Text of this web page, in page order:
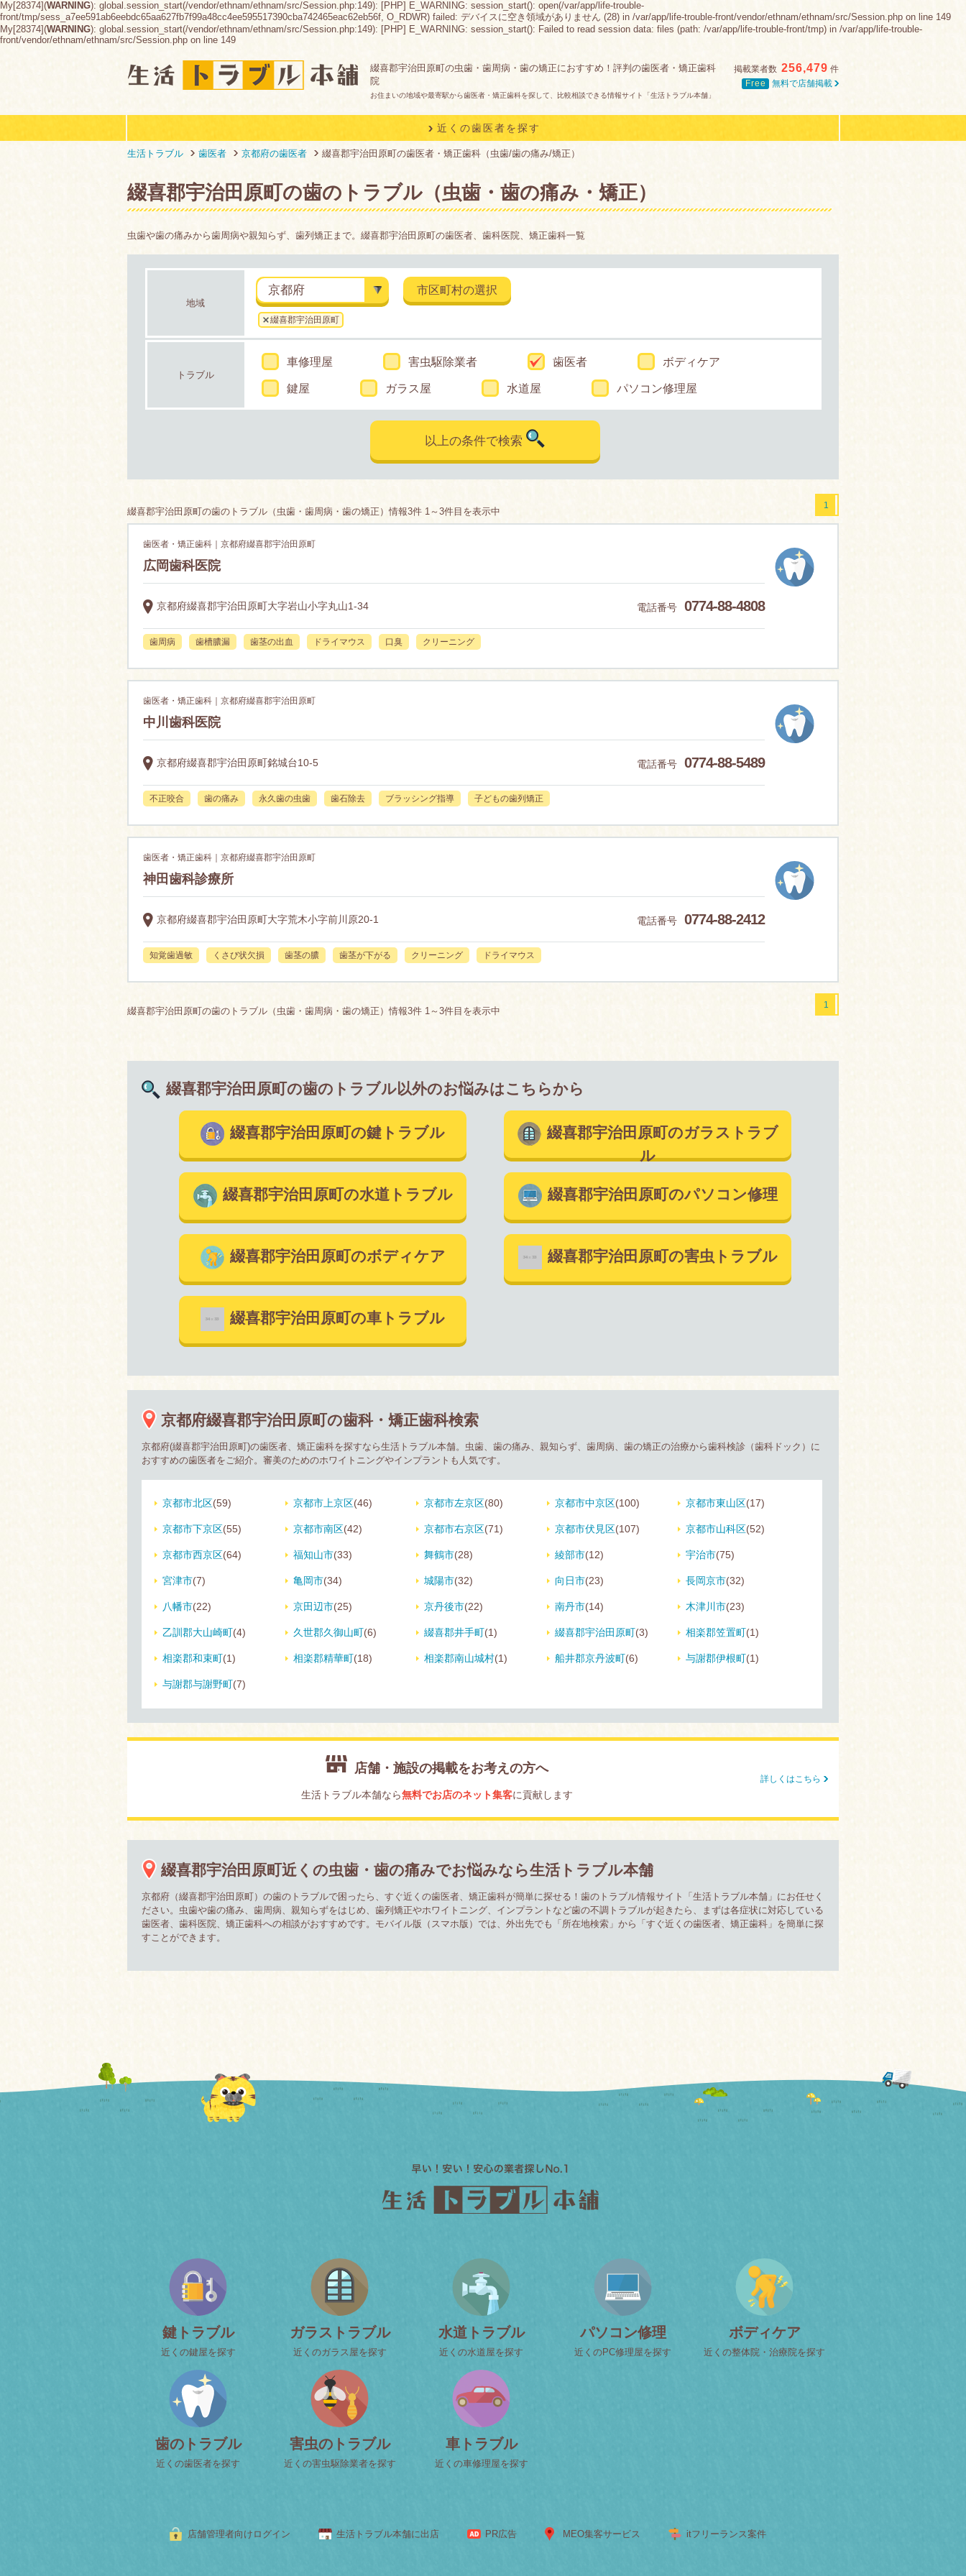
My[28374](WARNING): global.session_start(/vendor/ethnam/ethnam/src/Session.php:149): [PHP] E_WARNING: session_start(): open(/var/app/life-trouble-
front/tmp/sess_a7ee591ab6eebdc65aa627fb7f99a48cc4ee595517390cba742465eac62eb56f, O_RDWR) failed: デバイスに空き領域がありません (28) in /var/app/life-trouble-front/vendor/ethnam/ethnam/src/Session.php on line 149
My[28374](WARNING): global.session_start(/vendor/ethnam/ethnam/src/Session.php:149): [PHP] E_WARNING: session_start(): Failed to read session data: files (path: /var/app/life-trouble-front/tmp) in /var/app/life-trouble-
front/vendor/ethnam/ethnam/src/Session.php on line 149
綴喜郡宇治田原町の虫歯・歯周病・歯の矯正におすすめ！評判の歯医者・矯正歯科
院
お住まいの地域や最寄駅から歯医者・矯正歯科を探して、比較相談できる情報サイト「生活トラブル本舗」
掲載業者数 256,479 件
Free
無料で店舗掲載
近くの歯医者を探す
生活トラブル 歯医者 京都府の歯医者 綴喜郡宇治田原町の歯医者・矯正歯科（虫歯/歯の痛み/矯正）
綴喜郡宇治田原町の歯のトラブル（虫歯・歯の痛み・矯正）
虫歯や歯の痛みから歯周病や親知らず、歯列矯正まで。綴喜郡宇治田原町の歯医者、歯科医院、矯正歯科一覧
地域
京都府 市区町村の選択
綴喜郡宇治田原町
トラブル
車修理屋 害虫駆除業者 歯医者 ボディケア
鍵屋 ガラス屋 水道屋 パソコン修理屋
以上の条件で検索
綴喜郡宇治田原町の歯のトラブル（虫歯・歯周病・歯の矯正）情報3件 1～3件目を表示中
1
歯医者・矯正歯科｜京都府綴喜郡宇治田原町
広岡歯科医院
京都府綴喜郡宇治田原町大字岩山小字丸山1-34 電話番号 0774-88-4808
歯周病 歯槽膿漏 歯茎の出血 ドライマウス 口臭 クリーニング
歯医者・矯正歯科｜京都府綴喜郡宇治田原町
中川歯科医院
京都府綴喜郡宇治田原町銘城台10-5 電話番号 0774-88-5489
不正咬合 歯の痛み 永久歯の虫歯 歯石除去 ブラッシング指導 子どもの歯列矯正
歯医者・矯正歯科｜京都府綴喜郡宇治田原町
神田歯科診療所
京都府綴喜郡宇治田原町大字荒木小字前川原20-1 電話番号 0774-88-2412
知覚歯過敏 くさび状欠損 歯茎の膿 歯茎が下がる クリーニング ドライマウス
綴喜郡宇治田原町の歯のトラブル（虫歯・歯周病・歯の矯正）情報3件 1～3件目を表示中
1
綴喜郡宇治田原町の歯のトラブル以外のお悩みはこちらから
綴喜郡宇治田原町の鍵トラブル
綴喜郡宇治田原町のガラストラブ
ル
綴喜郡宇治田原町の水道トラブル 綴喜郡宇治田原町のパソコン修理
綴喜郡宇治田原町のボディケア 綴喜郡宇治田原町の害虫トラブル
綴喜郡宇治田原町の車トラブル
京都府綴喜郡宇治田原町の歯科・矯正歯科検索
京都府(綴喜郡宇治田原町)の歯医者、矯正歯科を探すなら生活トラブル本舗。虫歯、歯の痛み、親知らず、歯周病、歯の矯正の治療から歯科検診（歯科ドック）に
おすすめの歯医者をご紹介。審美のためのホワイトニングやインプラントも人気です。
京都市北区(59) 京都市上京区(46) 京都市左京区(80) 京都市中京区(100) 京都市東山区(17)
京都市下京区(55) 京都市南区(42) 京都市右京区(71) 京都市伏見区(107) 京都市山科区(52)
京都市西京区(64) 福知山市(33) 舞鶴市(28) 綾部市(12) 宇治市(75)
宮津市(7) 亀岡市(34) 城陽市(32) 向日市(23) 長岡京市(32)
八幡市(22) 京田辺市(25) 京丹後市(22) 南丹市(14) 木津川市(23)
乙訓郡大山崎町(4) 久世郡久御山町(6) 綴喜郡井手町(1) 綴喜郡宇治田原町(3) 相楽郡笠置町(1)
相楽郡和束町(1) 相楽郡精華町(18) 相楽郡南山城村(1) 船井郡京丹波町(6) 与謝郡伊根町(1)
与謝郡与謝野町(7)
店舗・施設の掲載をお考えの方へ
生活トラブル本舗なら無料でお店のネット集客に貢献します
詳しくはこちら
綴喜郡宇治田原町近くの虫歯・歯の痛みでお悩みなら生活トラブル本舗
京都府（綴喜郡宇治田原町）の歯のトラブルで困ったら、すぐ近くの歯医者、矯正歯科が簡単に探せる！歯のトラブル情報サイト「生活トラブル本舗」にお任せく
ださい。虫歯や歯の痛み、歯周病、親知らずをはじめ、歯列矯正やホワイトニング、インプラントなど歯の不調トラブルが起きたら、まずは各症状に対応している
歯医者、歯科医院、矯正歯科への相談がおすすめです。モバイル版（スマホ版）では、外出先でも「所在地検索」から「すぐ近くの歯医者、矯正歯科」を簡単に探
すことができます。
鍵トラブル
近くの鍵屋を探す
ガラストラブル
近くのガラス屋を探す
水道トラブル
近くの水道屋を探す
パソコン修理
近くのPC修理屋を探す
ボディケア
近くの整体院・治療院を探す
歯のトラブル
近くの歯医者を探す
害虫のトラブル
近くの害虫駆除業者を探す
車トラブル
近くの車修理屋を探す
店舗管理者向けログイン 生活トラブル本舗に出店 PR広告 MEO集客サービス itフリーランス案件